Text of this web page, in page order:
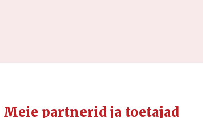
Meie partnerid ja toetajad